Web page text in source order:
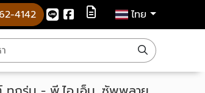
4142 ไทย